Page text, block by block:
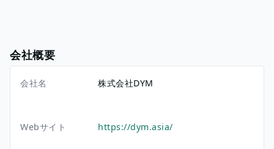
会社概要
会社名 株式会社DYM
Webサイト https://dym.asia/